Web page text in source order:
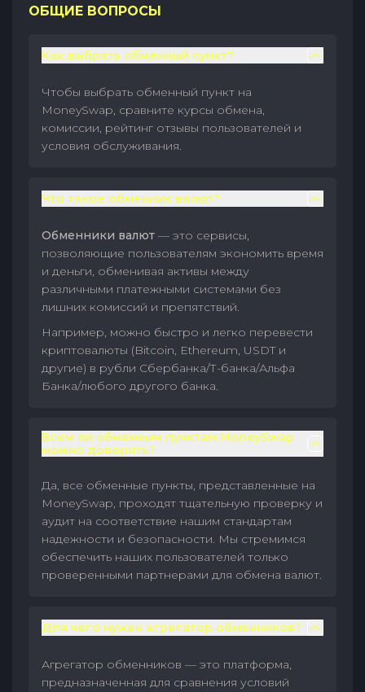
ОБЩИЕ ВОПРОСЫ
Как выбрать обменный пункт?
Чтобы выбрать обменный пункт на
MoneySwap, сравните курсы обмена,
комиссии, рейтинг отзывы пользователей и
условия обслуживания.
Что такое обменник валют?
Обменники валют — это сервисы,
позволяющие пользователям экономить время
и деньги, обменивая активы между
различными платежными системами без
лишних комиссий и препятствий.
Например, можно быстро и легко перевести
криптовалюты (Bitcoin, Ethereum, USDT и
другие) в рубли Сбербанка/Т-банка/Альфа
Банка/любого другого банка.
Всем ли обменным пунктам MoneySwap
можно доверять?
Да, все обменные пункты, представленные на
MoneySwap, проходят тщательную проверку и
аудит на соответствие нашим стандартам
надежности и безопасности. Мы стремимся
обеспечить наших пользователей только
проверенными партнерами для обмена валют.
Для чего нужен агрегатор обменников?
Агрегатор обменников — это платформа,
предназначенная для сравнения условий